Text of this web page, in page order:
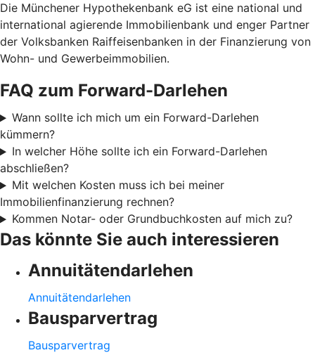
Die Münchener Hypothekenbank eG ist eine national und
international agierende Immobilienbank und enger Partner
der Volksbanken Raiffeisenbanken in der Finanzierung von
Wohn- und Gewerbeimmobilien.
FAQ zum Forward-Darlehen
Wann sollte ich mich um ein Forward-Darlehen
kümmern?
In welcher Höhe sollte ich ein Forward-Darlehen
abschließen?
Mit welchen Kosten muss ich bei meiner
Immobilienfinanzierung rechnen?
Kommen Notar- oder Grundbuchkosten auf mich zu?
Das könnte Sie auch interessieren
Annuitätendarlehen
Annuitätendarlehen
Bausparvertrag
Bausparvertrag